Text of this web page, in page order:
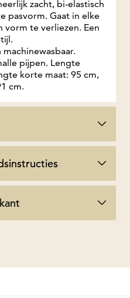
zacht, bi-elastisch
pasvorm. Gaat in elke
vorm te verliezen. Een
pijpen. Lengte
korte maat: 95 cm,
cm.